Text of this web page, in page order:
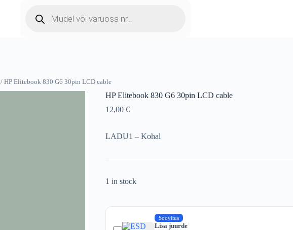
search
/ HP Elitebook 830 G6 30pin LCD cable
HP Elitebook 830 G6 30pin LCD cable
12,00 €
LADU1 – Kohal
1 in stock
Soovitus
Lisa juurde